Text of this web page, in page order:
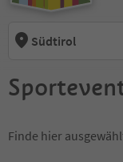
Südtirol
Finde hier